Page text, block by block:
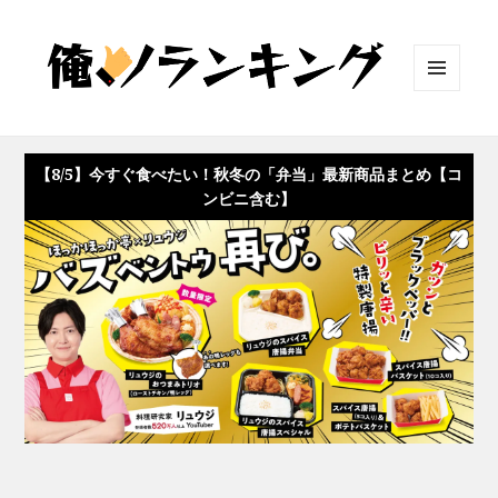
ット
【8/5】今すぐ食べたい！秋冬の「弁当」最新商品まとめ【コ
ンビニ含む】